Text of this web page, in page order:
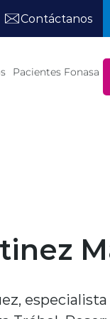
Contáctanos
Pacientes Fonasa
especialista